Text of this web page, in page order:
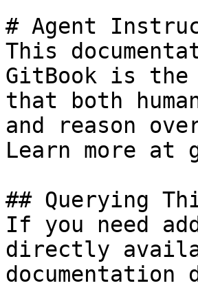
# Agent
This
GitBook is the
that both
and reason
Learn more at
## Querying
If you need
directly